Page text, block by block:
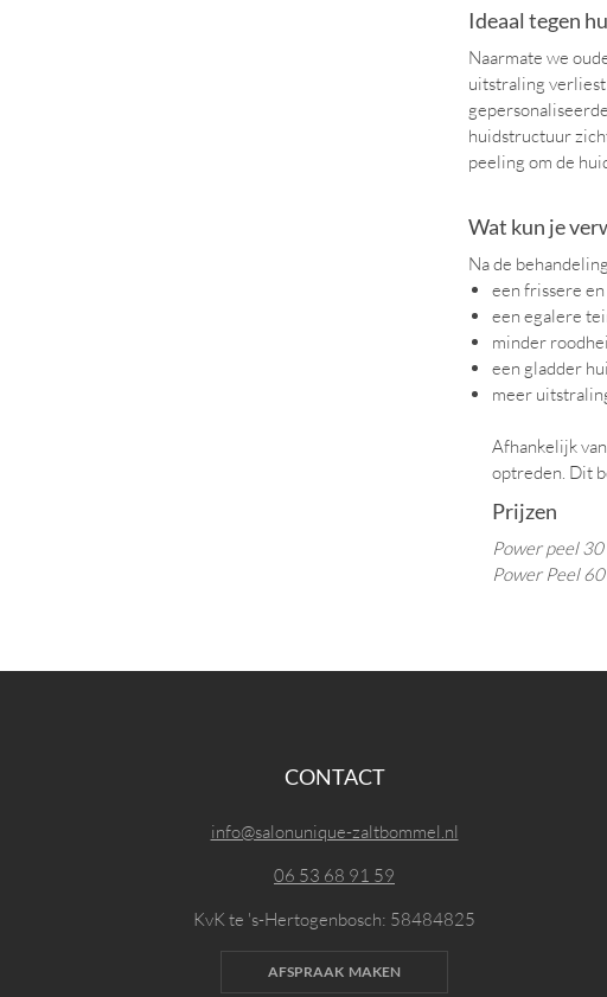
Ideaal tegen
Naarmate we
uitstraling
huidstructuur
peeling om de
Wat kun je
Na de
een frissere
een egalere
minder
een gladder
meer
Afhankelijk
optreden. Dit
Prijzen
Power peel
Power Peel
CONTACT
info@salonunique-zaltbommel.nl
06 53 68 91 59
KvK te 's-Hertogenbosch: 58484825
AFSPRAAK MAKEN